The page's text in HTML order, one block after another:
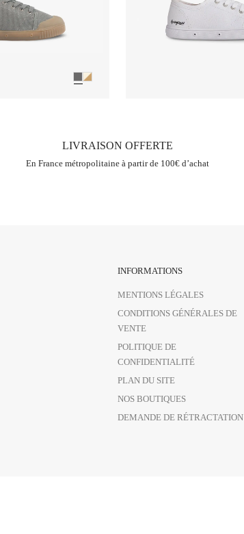
LIVRAISON OFFERTE
En France métropolitaine à partir de 100€ d’achat
INFORMATIONS
MENTIONS LÉGALES
CONDITIONS GÉNÉRALES DE
VENTE
POLITIQUE DE
CONFIDENTIALITÉ
PLAN DU SITE
NOS BOUTIQUES
DEMANDE DE RÉTRACTATION